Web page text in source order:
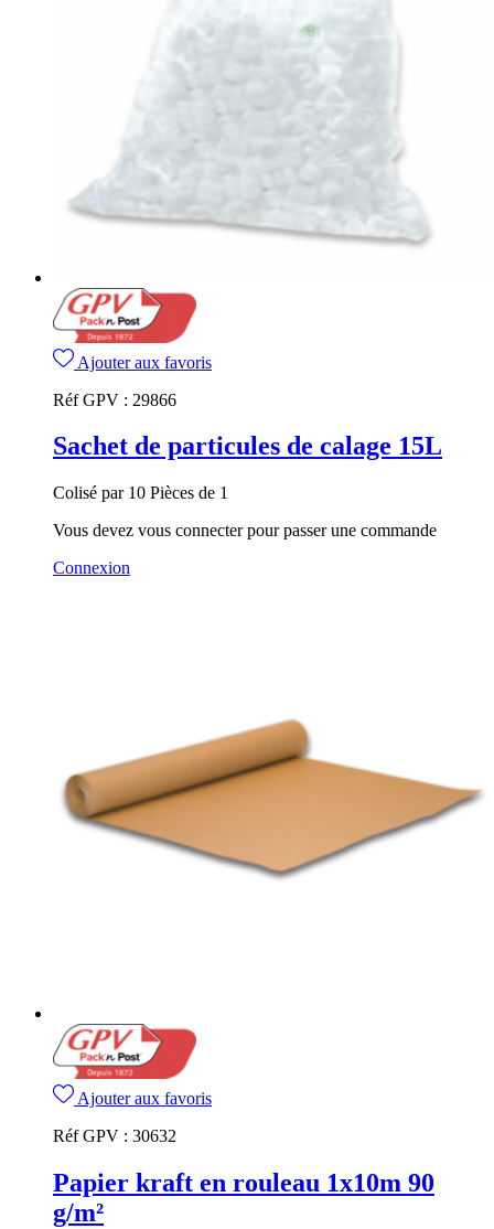
Ajouter aux favoris
Réf GPV : 29866
Sachet de particules de calage 15L
Colisé par 10 Pièces de 1
Vous devez vous connecter pour passer une commande
Connexion
Ajouter aux favoris
Réf GPV : 30632
Papier kraft en rouleau 1x10m 90
g/m²